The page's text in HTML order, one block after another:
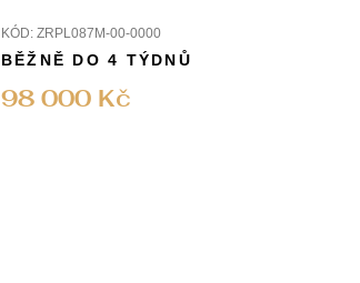
KÓD: ZRPL087M-00-0000
98 000 Kč
BĚŽNĚ DO 4 TÝDNŮ